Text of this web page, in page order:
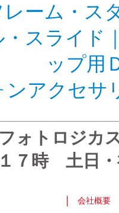
ーム・ス
スライド
ップ用
ンアクセサ
ォトロジ
７時 土日・
会社概要